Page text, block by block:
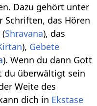
Dazu gehört unter
Schriften, das Hören
(Shravana), das
), Gebete
). Wenn du dann Gott
du überwältigt sein
Weite des
dich in Ekstase